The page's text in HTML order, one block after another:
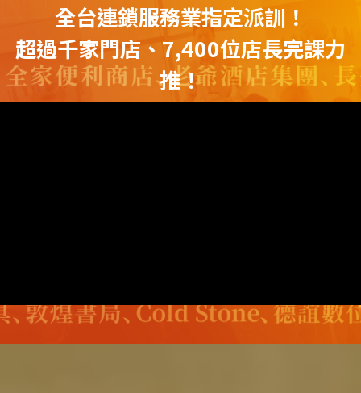
全台連鎖服務業指定派訓！
超過千家門店、7,400位店長完課力
推！